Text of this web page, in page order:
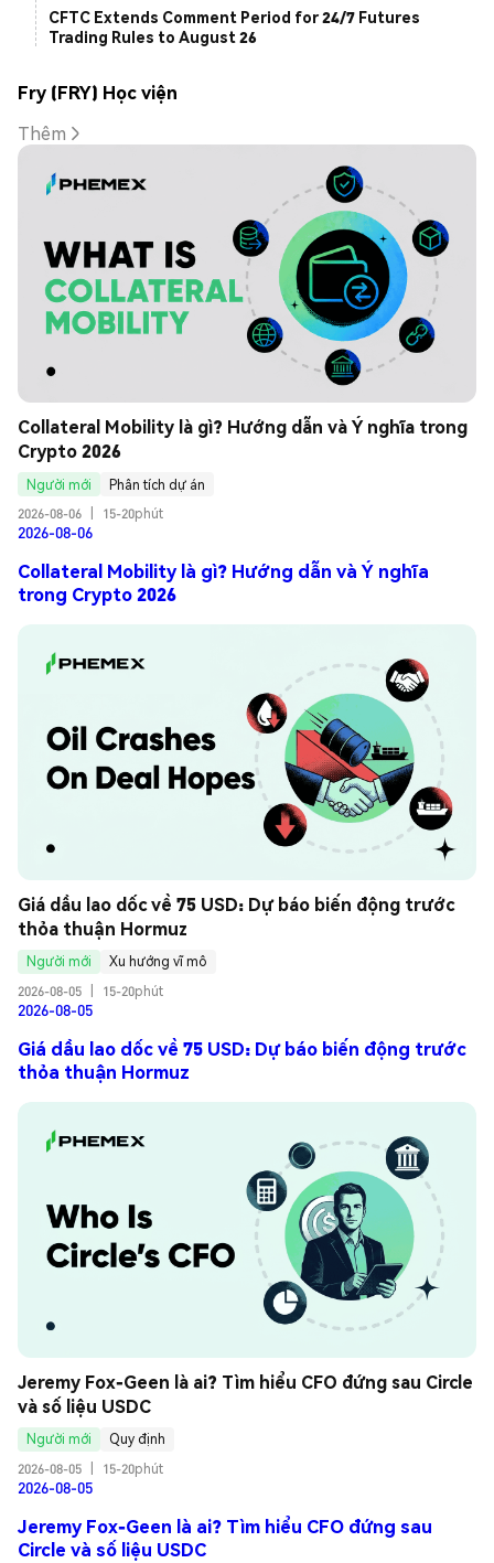
CFTC Extends Comment Period for 24/7 Futures
Trading Rules to August 26
Fry (FRY) Học viện
Thêm
Collateral Mobility là gì? Hướng dẫn và Ý nghĩa trong
Crypto 2026
Người mới
Phân tích dự án
2026-08-06
15-20phút
2026-08-06
Collateral Mobility là gì? Hướng dẫn và Ý nghĩa
trong Crypto 2026
Giá dầu lao dốc về 75 USD: Dự báo biến động trước
thỏa thuận Hormuz
Người mới
Xu hướng vĩ mô
2026-08-05
15-20phút
2026-08-05
Giá dầu lao dốc về 75 USD: Dự báo biến động trước
thỏa thuận Hormuz
Jeremy Fox-Geen là ai? Tìm hiểu CFO đứng sau Circle
và số liệu USDC
Người mới
Quy định
2026-08-05
15-20phút
2026-08-05
Jeremy Fox-Geen là ai? Tìm hiểu CFO đứng sau
Circle và số liệu USDC